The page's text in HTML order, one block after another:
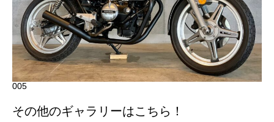
005
その他のギャラリーはこちら！